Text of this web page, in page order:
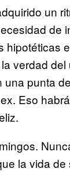
un
de
hipotéticas
verdad del
una punta
Eso
la vida